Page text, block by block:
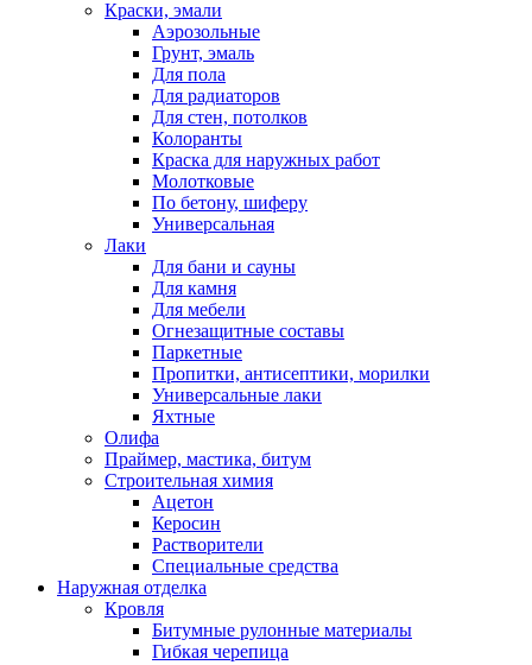
Краски, эмали
Аэрозольные
Грунт, эмаль
Для пола
Для радиаторов
Для стен, потолков
Колоранты
Краска для наружных работ
Молотковые
По бетону, шиферу
Универсальная
Лаки
Для бани и сауны
Для камня
Для мебели
Огнезащитные составы
Паркетные
Пропитки, антисептики, морилки
Универсальные лаки
Яхтные
Олифа
Праймер, мастика, битум
Строительная химия
Ацетон
Керосин
Растворители
Специальные средства
Наружная отделка
Кровля
Битумные рулонные материалы
Гибкая черепица